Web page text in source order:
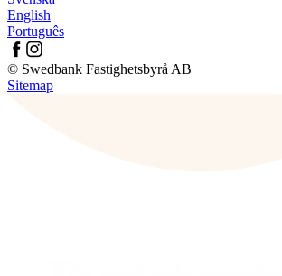
English
Português
© Swedbank Fastighetsbyrå AB
Sitemap